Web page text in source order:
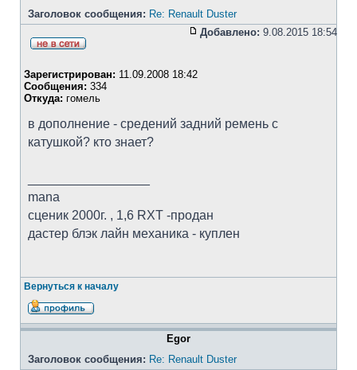
Заголовок сообщения: Re: Renault Duster
Добавлено: 9.08.2015 18:54
Зарегистрирован: 11.09.2008 18:42
Сообщения: 334
Откуда: гомель
в дополнение - средений задний ремень с
катушкой? кто знает?
mana
cценик 2000г. , 1,6 RXT -продан
дастер блэк лайн механика - куплен
Вернуться к началу
Egor
Заголовок сообщения: Re: Renault Duster